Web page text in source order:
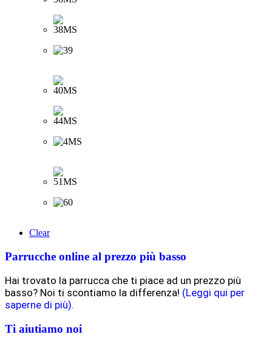
Clear
Parrucche online al prezzo più basso
Hai trovato la parrucca che ti piace ad un prezzo più
basso? Noi ti scontiamo la differenza! (Leggi qui per
saperne di più).
Ti aiutiamo noi